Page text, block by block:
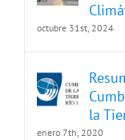
octubre 31st, 2024
la
enero 7th, 2020